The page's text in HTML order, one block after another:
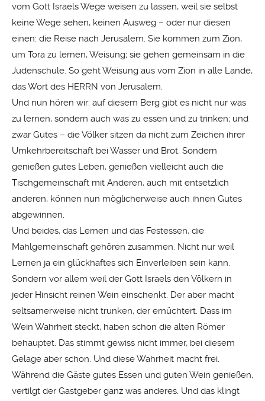
vom Gott Israels Wege weisen zu lassen, weil sie selbst
keine Wege sehen, keinen Ausweg – oder nur diesen
einen: die Reise nach Jerusalem. Sie kommen zum Zion,
um Tora zu lernen, Weisung; sie gehen gemeinsam in die
Judenschule. So geht Weisung aus vom Zion in alle Lande,
das Wort des HERRN von Jerusalem.
Und nun hören wir: auf diesem Berg gibt es nicht nur was
zu lernen, sondern auch was zu essen und zu trinken; und
zwar Gutes – die Völker sitzen da nicht zum Zeichen ihrer
Umkehrbereitschaft bei Wasser und Brot. Sondern
genießen gutes Leben, genießen vielleicht auch die
Tischgemeinschaft mit Anderen, auch mit entsetzlich
anderen, können nun möglicherweise auch ihnen Gutes
abgewinnen.
Und beides, das Lernen und das Festessen, die
Mahlgemeinschaft gehören zusammen. Nicht nur weil
Lernen ja ein glückhaftes sich Einverleiben sein kann.
Sondern vor allem weil der Gott Israels den Völkern in
jeder Hinsicht reinen Wein einschenkt. Der aber macht
seltsamerweise nicht trunken, der ernüchtert. Dass im
Wein Wahrheit steckt, haben schon die alten Römer
behauptet. Das stimmt gewiss nicht immer, bei diesem
Gelage aber schon. Und diese Wahrheit macht frei.
Während die Gäste gutes Essen und guten Wein genießen,
vertilgt der Gastgeber ganz was anderes. Und das klingt